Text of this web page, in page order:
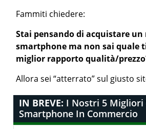
Fammiti chiedere:
Stai pensando di acquistare un
smartphone ma non sai quale
miglior rapporto qualità/
Allora sei “atterrato” sul giusto
IN BREVE: I Nostri 5 Migliori
Smartphone In Commercio